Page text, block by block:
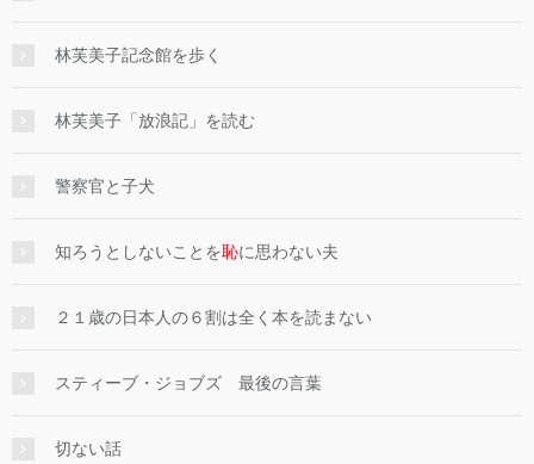
林芙美子記念館を歩く
林芙美子「放浪記」を読む
警察官と子犬
知ろうとしないことを恥に思わない夫
２１歳の日本人の６割は全く本を読まない
スティーブ・ジョブズ 最後の言葉
切ない話